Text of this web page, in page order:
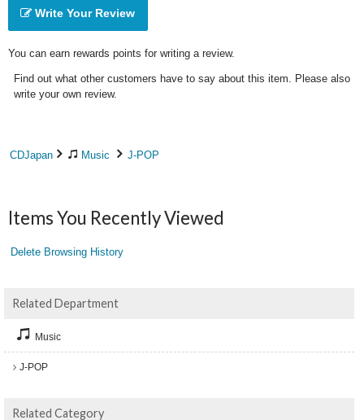
Write Your Review
You can earn rewards points for writing a review.
Find out what other customers have to say about this item. Please also
write your own review.
CDJapan Music J-POP
Items You Recently Viewed
Delete Browsing History
Related Department
Music
J-POP
Related Category